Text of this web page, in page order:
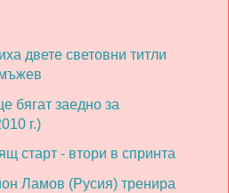
двете световни титли
бягат заедно за
г.)
старт - втори в спринта
Ламов (Русия) тренира